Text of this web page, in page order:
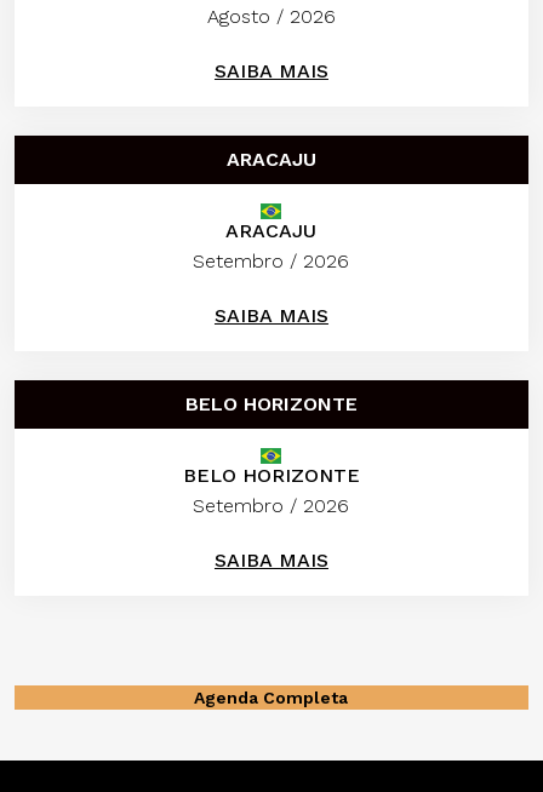
Agosto / 2026
SAIBA MAIS
ARACAJU
ARACAJU
Setembro / 2026
SAIBA MAIS
BELO HORIZONTE
BELO HORIZONTE
Setembro / 2026
SAIBA MAIS
Agenda Completa